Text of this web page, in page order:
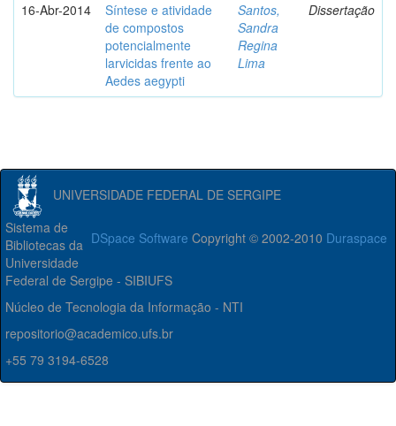
16-Abr-2014
Síntese e atividade
de compostos
potencialmente
larvicidas frente ao
Aedes aegypti
Santos,
Sandra
Regina
Lima
Dissertação
UNIVERSIDADE FEDERAL DE SERGIPE
DSpace Software Copyright © 2002-2010 Duraspace
Sistema de
Bibliotecas da
Universidade
Federal de Sergipe - SIBIUFS
Núcleo de Tecnologia da Informação - NTI
repositorio@academico.ufs.br
+55 79 3194-6528